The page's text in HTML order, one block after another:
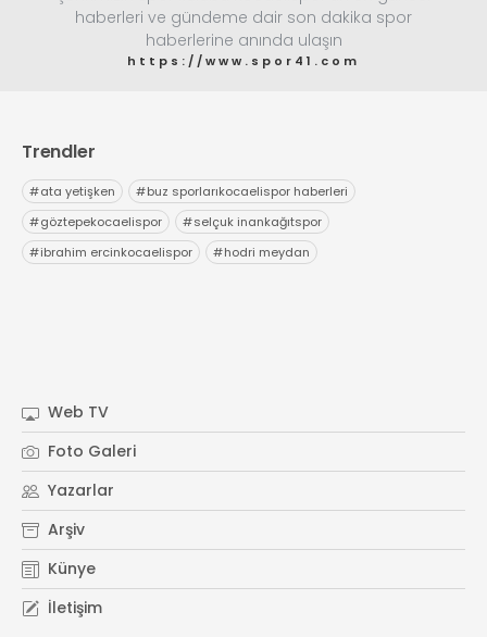
haberleri ve gündeme dair son dakika spor
haberlerine anında ulaşın
https://www.spor41.com
Trendler
#ata yetişken #buz sporlarıkocaelispor haberleri
#göztepekocaelispor #selçuk inankağıtspor
#ibrahim ercinkocaelispor #hodri meydan
Web TV
Foto Galeri
Yazarlar
Arşiv
Künye
İletişim